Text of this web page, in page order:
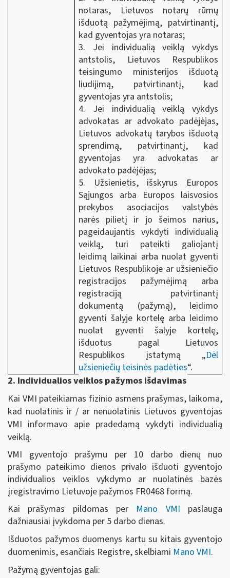
notaras, Lietuvos notarų rūmų
išduotą pažymėjimą, patvirtinantį,
kad gyventojas yra notaras;
3. Jei individualią veiklą vykdys
antstolis, Lietuvos Respublikos
teisingumo ministerijos išduotą
liudijimą, patvirtinantį, kad
gyventojas yra antstolis;
4. Jei individualią veiklą vykdys
advokatas ar advokato padėjėjas,
Lietuvos advokatų tarybos išduotą
sprendimą, patvirtinantį, kad
gyventojas yra advokatas ar
advokato padėjėjas;
5. Užsienietis, išskyrus Europos
Sąjungos arba Europos laisvosios
prekybos asociacijos valstybės
narės pilietį ir jo šeimos narius,
pageidaujantis vykdyti individualią
veiklą, turi pateikti galiojantį
leidimą laikinai arba nuolat gyventi
Lietuvos Respublikoje ar užsieniečio
registracijos pažymėjimą arba
registraciją patvirtinantį
dokumentą (pažymą), leidimo
gyventi šalyje kortelę arba leidimo
nuolat gyventi šalyje kortelę,
išduotus pagal Lietuvos
Respublikos įstatymą „Dėl
užsieniečių teisinės padėties“.
2. Individualios veiklos pažymos išdavimas
Kai VMI pateikiamas fizinio asmens prašymas, laikoma,
kad nuolatinis ir / ar nenuolatinis Lietuvos gyventojas
VMI informavo apie pradedamą vykdyti individualią
veiklą.
VMI gyventojo prašymu per 10 darbo dienų nuo
prašymo pateikimo dienos privalo išduoti gyventojo
individualios veiklos vykdymo ar nuolatinės bazės
įregistravimo Lietuvoje pažymos FR0468 formą.
Kai prašymas pildomas per Mano VMI paslauga
dažniausiai įvykdoma per 5 darbo dienas.
Išduotos pažymos duomenys kartu su kitais gyventojo
duomenimis, esančiais Registre, skelbiami Mano VMI.
Pažymą gyventojas gali: